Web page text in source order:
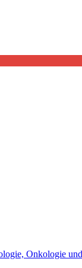
Onkologie